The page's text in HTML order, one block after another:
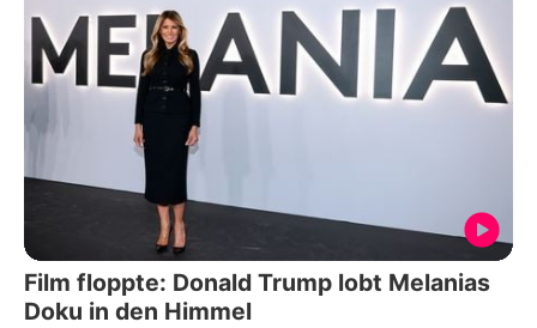
Film floppte: Donald Trump lobt Melanias
Doku in den Himmel